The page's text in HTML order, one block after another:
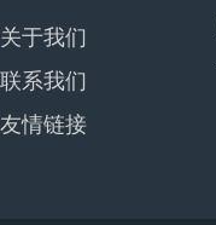
关于我们
联系我们
友情链接